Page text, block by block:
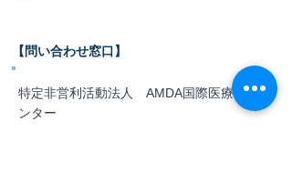
【問い合わせ窓口】
特定非営利活動法人 AMDA国際医療情報セ
ンター